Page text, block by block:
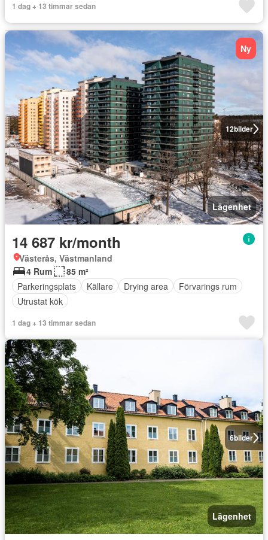
1 dag + 13 timmar sedan
12bilder
Ny
Lägenhet
14 687 kr/month
Västerås, Västmanland
4 Rum
85 m²
Parkeringsplats
Källare Drying area
Förvarings rum
Utrustat kök
1 dag + 13 timmar sedan
6bilder
Lägenhet